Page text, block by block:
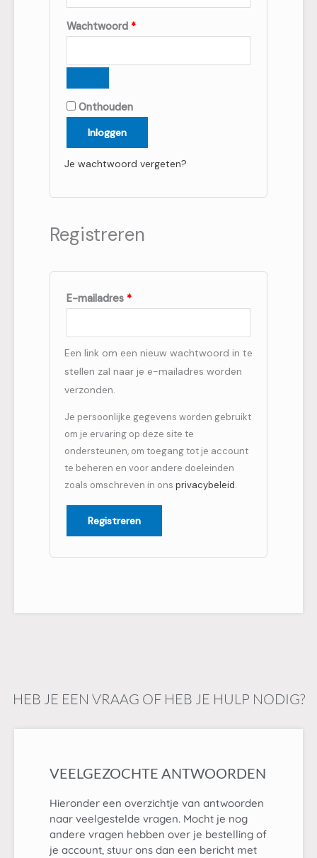
Wachtwoord *
Onthouden
Inloggen
Je wachtwoord vergeten?
Registreren
E-mailadres *
Een link om een nieuw wachtwoord in te
stellen zal naar je e-mailadres worden
verzonden.
Je persoonlijke gegevens worden gebruikt
om je ervaring op deze site te
ondersteunen, om toegang tot je account
te beheren en voor andere doeleinden
zoals omschreven in ons privacybeleid.
Registreren
HEB JE EEN VRAAG OF HEB JE HULP NODIG?
VEELGEZOCHTE ANTWOORDEN
Hieronder een overzichtje van antwoorden
naar veelgestelde vragen. Mocht je nog
andere vragen hebben over je bestelling of
je account, stuur ons dan een bericht met